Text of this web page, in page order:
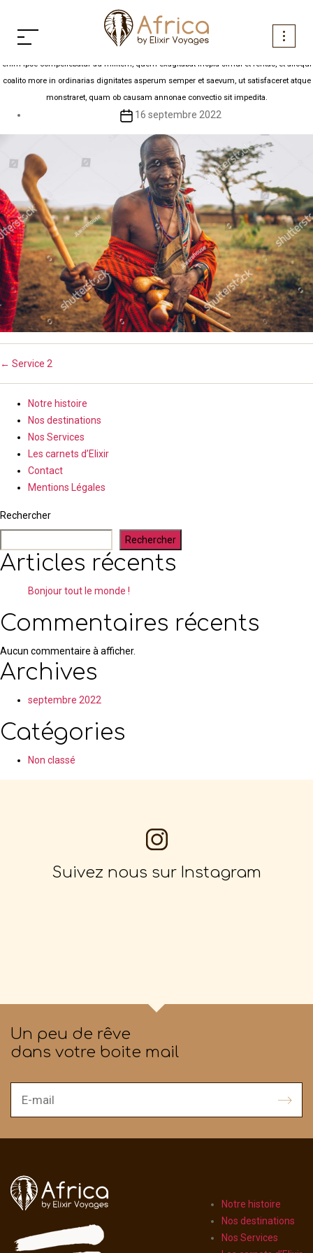
contenu
Service 3
Unde Rufinus ea tempestate praefectus praetorio ad discrimen trusus est ultimum. ire
enim ipse compellebatur ad militem, quem exagitabat inopia simul et feritas, et alioqui
coalito more in ordinarias dignitates asperum semper et saevum, ut satisfaceret atque
monstraret, quam ob causam annonae convectio sit impedita.
Date
l’article
16 septembre 2022
← Service 2
Notre histoire
Nos destinations
Nos Services
Les carnets d’Elixir
Contact
Mentions Légales
Rechercher
Rechercher
Articles récents
Bonjour tout le monde !
Commentaires récents
Aucun commentaire à afficher.
Archives
septembre 2022
Catégories
Non classé
Suivez nous sur Instagram
Notre histoire
Nos destinations
Nos Services
Un peu de rêve
dans votre boite mail